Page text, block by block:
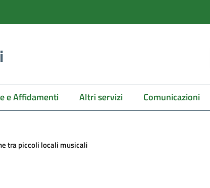
e Affidamenti Altri servizi Comunicazioni
tra piccoli locali musicali